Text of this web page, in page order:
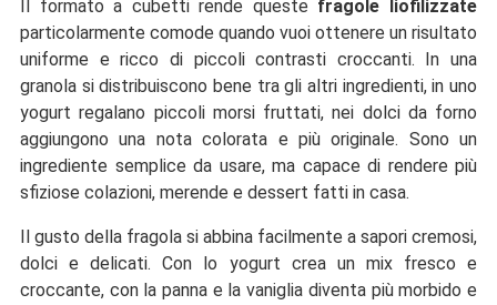
Il formato a cubetti rende queste fragole liofilizzate
particolarmente comode quando vuoi ottenere un risultato
uniforme e ricco di piccoli contrasti croccanti. In una
granola si distribuiscono bene tra gli altri ingredienti, in uno
yogurt regalano piccoli morsi fruttati, nei dolci da forno
aggiungono una nota colorata e più originale. Sono un
ingrediente semplice da usare, ma capace di rendere più
sfiziose colazioni, merende e dessert fatti in casa.
Il gusto della fragola si abbina facilmente a sapori cremosi,
dolci e delicati. Con lo yogurt crea un mix fresco e
croccante, con la panna e la vaniglia diventa più morbido e